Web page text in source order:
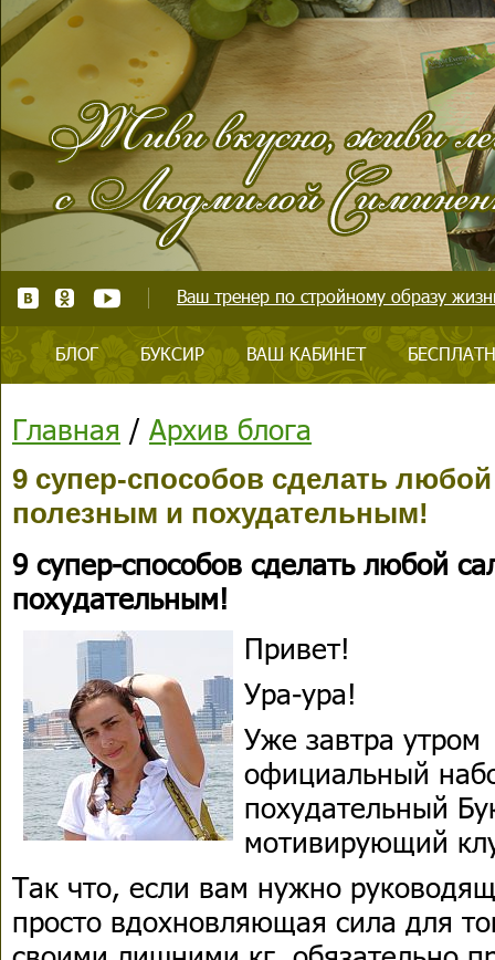
Ваш тренер по стройному образу
БЛОГ БУКСИР ВАШ КАБИНЕТ
Главная / Архив блога
9 супер-способов сделать
полезным и похудательным!
9 супер-способов сделать любой
похудательным!
Привет!
Ура-ура!
Уже завтра
официальный
похудательный
мотивирующий
Так что, если вам нужно
просто вдохновляющая сила для